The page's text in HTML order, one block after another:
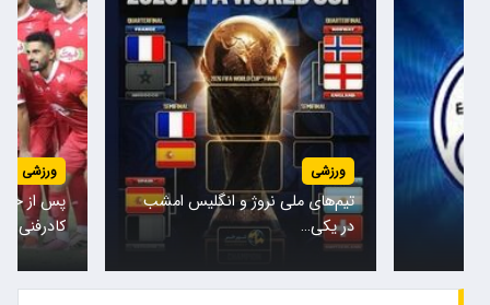
ورزشی
تیم‌های ملی نروژ و انگلیس امشب
در یکی…
ورزشی
پس از
کادرفنی…